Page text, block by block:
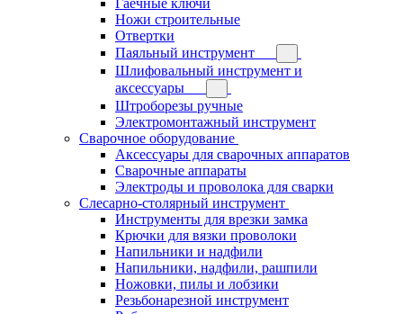
Ножи строительные
Отвертки
Паяльный инструмент
Шлифовальный инструмент и
аксессуары
Штроборезы ручные
Электромонтажный инструмент
Сварочное оборудование
Аксессуары для сварочных аппаратов
Сварочные аппараты
Электроды и проволока для сварки
Слесарно-столярный инструмент
Инструменты для врезки замка
Крючки для вязки проволоки
Напильники и надфили
Напильники, надфили, рашпили
Ножовки, пилы и лобзики
Резьбонарезной инструмент